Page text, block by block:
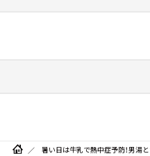
暑い日は牛乳で熱中症予防！男湯